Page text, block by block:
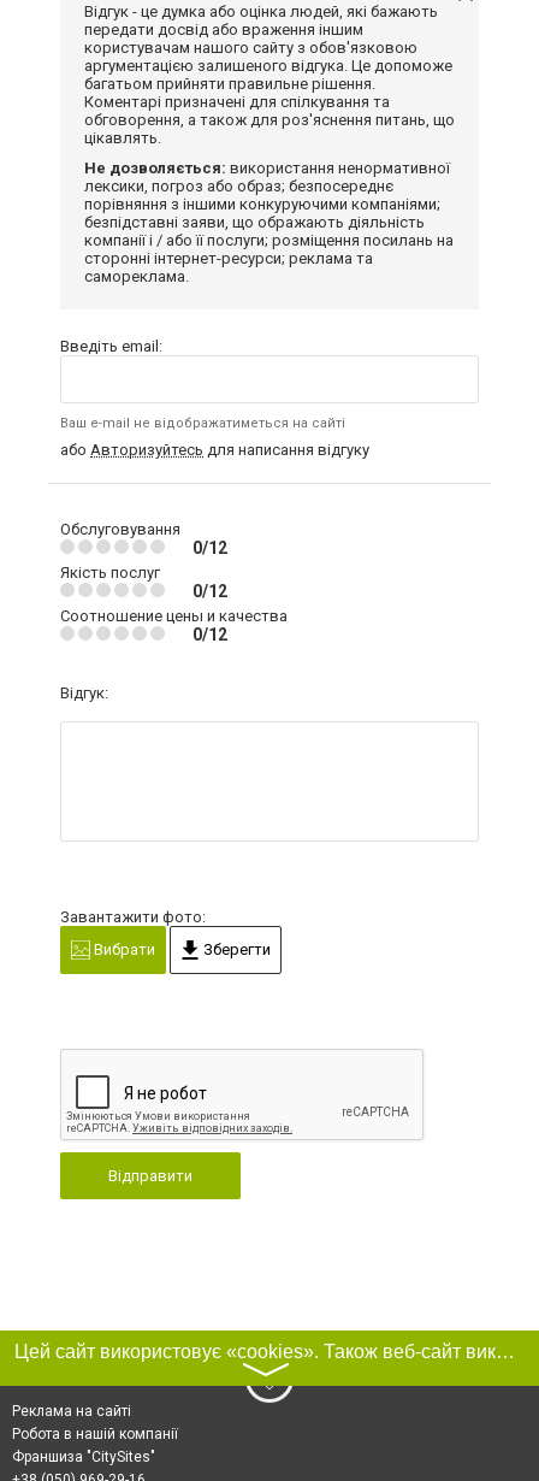
Відгук - це думка або оцінка людей, які бажають
передати досвід або враження іншим
користувачам нашого сайту з обов'язковою
аргументацією залишеного відгука. Це допоможе
багатьом прийняти правильне рішення.
Коментарі призначені для спілкування та
обговорення, а також для роз'яснення питань, що
цікавлять.
Не дозволяється: використання ненормативної
лексики, погроз або образ; безпосереднє
порівняння з іншими конкуруючими компаніями;
безпідставні заяви, що ображають діяльність
компанії і / або її послуги; розміщення посилань на
сторонні інтернет-ресурси; реклама та
самореклама.
Введіть email:
Ваш e-mail не відображатиметься на сайті
або Авторизуйтесь для написання відгуку
Обслуговування
0/12
Якість послуг
0/12
Соотношение цены и качества
0/12
Відгук:
Завантажити фото:
Вибрати
Зберегти
Відправити
Цей сайт використовує «cookies». Також веб-сайт використовує інтернет-сервіс для збору технічних даних стосовно відвідувачів з метою отримання маркетингової та статистичної інформації. Умови обробки даних відвідувачів сайту див.
〉
Реклама на сайті
Робота в нашій компанії
Франшиза "CitySites"